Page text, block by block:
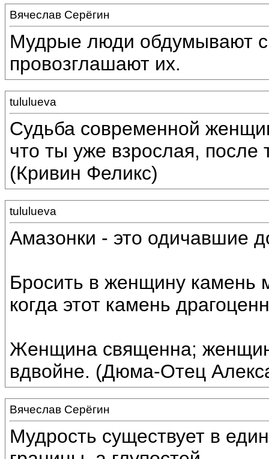
Вячеслав Серёгин
Мудрые люди обдумывают
провозглашают их.
tululueva
Cудьба современной
что ты уже взрослая,
(Кривин Феликс)
tululueva
Амазонки - это одичавшие
Бросить в женщину камень
когда этот камень
Женщина священна;
вдвойне. (Дюма-Отец
Вячеслав Серёгин
Мудрость существует в